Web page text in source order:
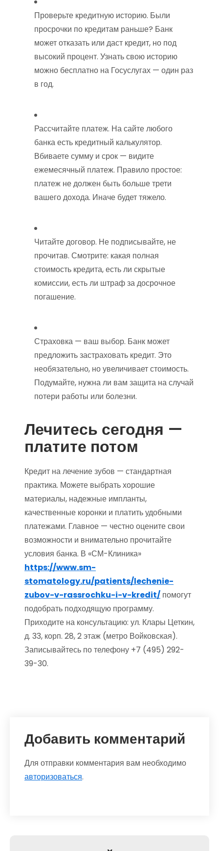
Проверьте кредитную историю. Были
просрочки по кредитам раньше? Банк
может отказать или даст кредит, но под
высокий процент. Узнать свою историю
можно бесплатно на Госуслугах — один раз
в год.
Рассчитайте платеж. На сайте любого
банка есть кредитный калькулятор.
Вбиваете сумму и срок — видите
ежемесячный платеж. Правило простое:
платеж не должен быть больше трети
вашего дохода. Иначе будет тяжело.
Читайте договор. Не подписывайте, не
прочитав. Смотрите: какая полная
стоимость кредита, есть ли скрытые
комиссии, есть ли штраф за досрочное
погашение.
Страховка — ваш выбор. Банк может
предложить застраховать кредит. Это
необязательно, но увеличивает стоимость.
Подумайте, нужна ли вам защита на случай
потери работы или болезни.
Лечитесь сегодня —
платите потом
Кредит на лечение зубов — стандартная
практика. Можете выбрать хорошие
материалы, надежные импланты,
качественные коронки и платить удобными
платежами. Главное — честно оцените свои
возможности и внимательно прочитайте
условия банка. В «СМ-Клиника»
https://www.sm-
stomatology.ru/patients/lechenie-
zubov-v-rassrochku-i-v-kredit/ помогут
подобрать подходящую программу.
Приходите на консультацию: ул. Клары Цеткин,
д. 33, корп. 28, 2 этаж (метро Войковская).
Записывайтесь по телефону +7 (495) 292-
39-30.
Добавить комментарий
Для отправки комментария вам необходимо
авторизоваться.